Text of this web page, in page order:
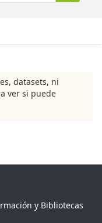
datasets, ni
ver si puede
y Bibliotecas